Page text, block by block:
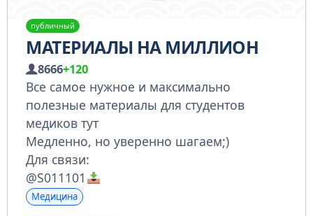
публичный
МАТЕРИАЛЫ НА МИЛЛИОН
8666+120
Все самое нужное и максимально
полезные материалы для студентов
медиков тут
Медленно, но уверенно шагаем;)
Для связи:
@S011101
Медицина